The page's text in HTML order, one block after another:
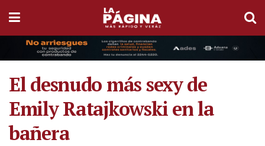
El desnudo más sexy de
Emily Ratajkowski en la
bañera